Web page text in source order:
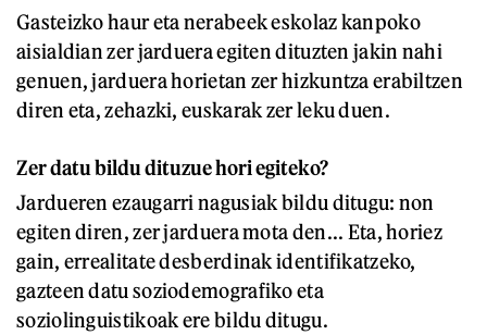
Gasteizko haur eta nerabeek eskolaz kanpoko
aisialdian zer jarduera egiten dituzten jakin nahi
genuen, jarduera horietan zer hizkuntza erabiltzen
diren eta, zehazki, euskarak zer leku duen.
Zer datu bildu dituzue hori egiteko?
Jardueren ezaugarri nagusiak bildu ditugu: non
egiten diren, zer jarduera mota den... Eta, horiez
gain, errealitate desberdinak identifikatzeko,
gazteen datu soziodemografiko eta
soziolinguistikoak ere bildu ditugu.